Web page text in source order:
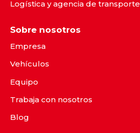
Logística y agencia de transporte
Sobre nosotros
Empresa
Vehículos
Equipo
Trabaja con nosotros
Blog